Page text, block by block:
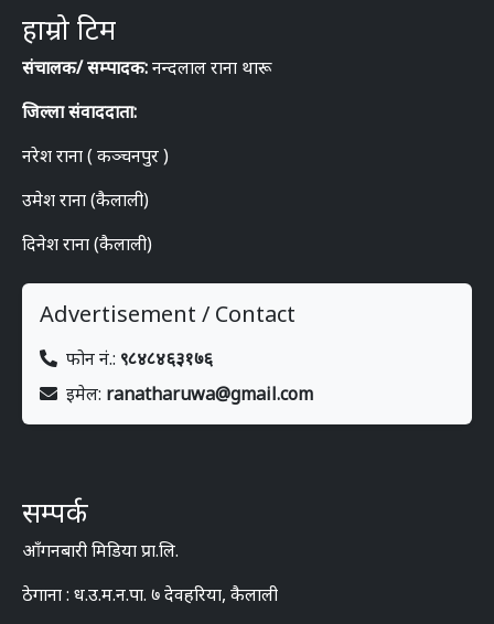
हाम्रो टिम
संचालक/ सम्पादक:नन्दलाल राना थारू
जिल्ला संवाददाता:
नरेश राना ( कञ्चनपुर )
उमेश राना (कैलाली)
दिनेश राना (कैलाली)
Advertisement / Contact
फोन नं.: ९८४८४६३१७६
इमेल: ranatharuwa@gmail.com
सम्पर्क
आँगनबारी मिडिया प्रा.लि.
ठेगाना : ध.उ.म.न.पा. ७ देवहरिया, कैलाली